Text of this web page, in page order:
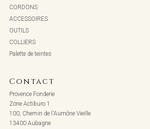
CORDONS
ACCESSOIRES
OUTILS
COLLIERS
Palette de teintes
Contact
Provence Fonderie
Zone Actiburo 1
100, Chemin de l'Aumône Vieille
13400 Aubagne